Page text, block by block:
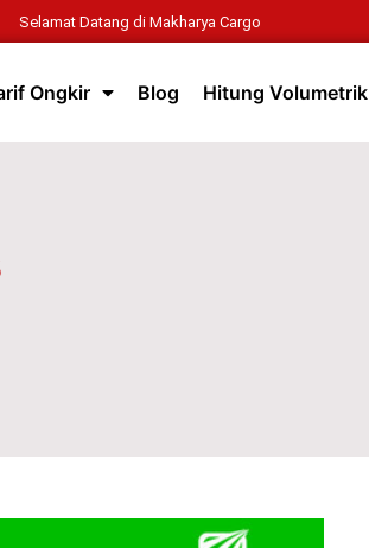
Selamat Datang di Makharya Cargo
Ongkir Blog Hitung Volumetrik